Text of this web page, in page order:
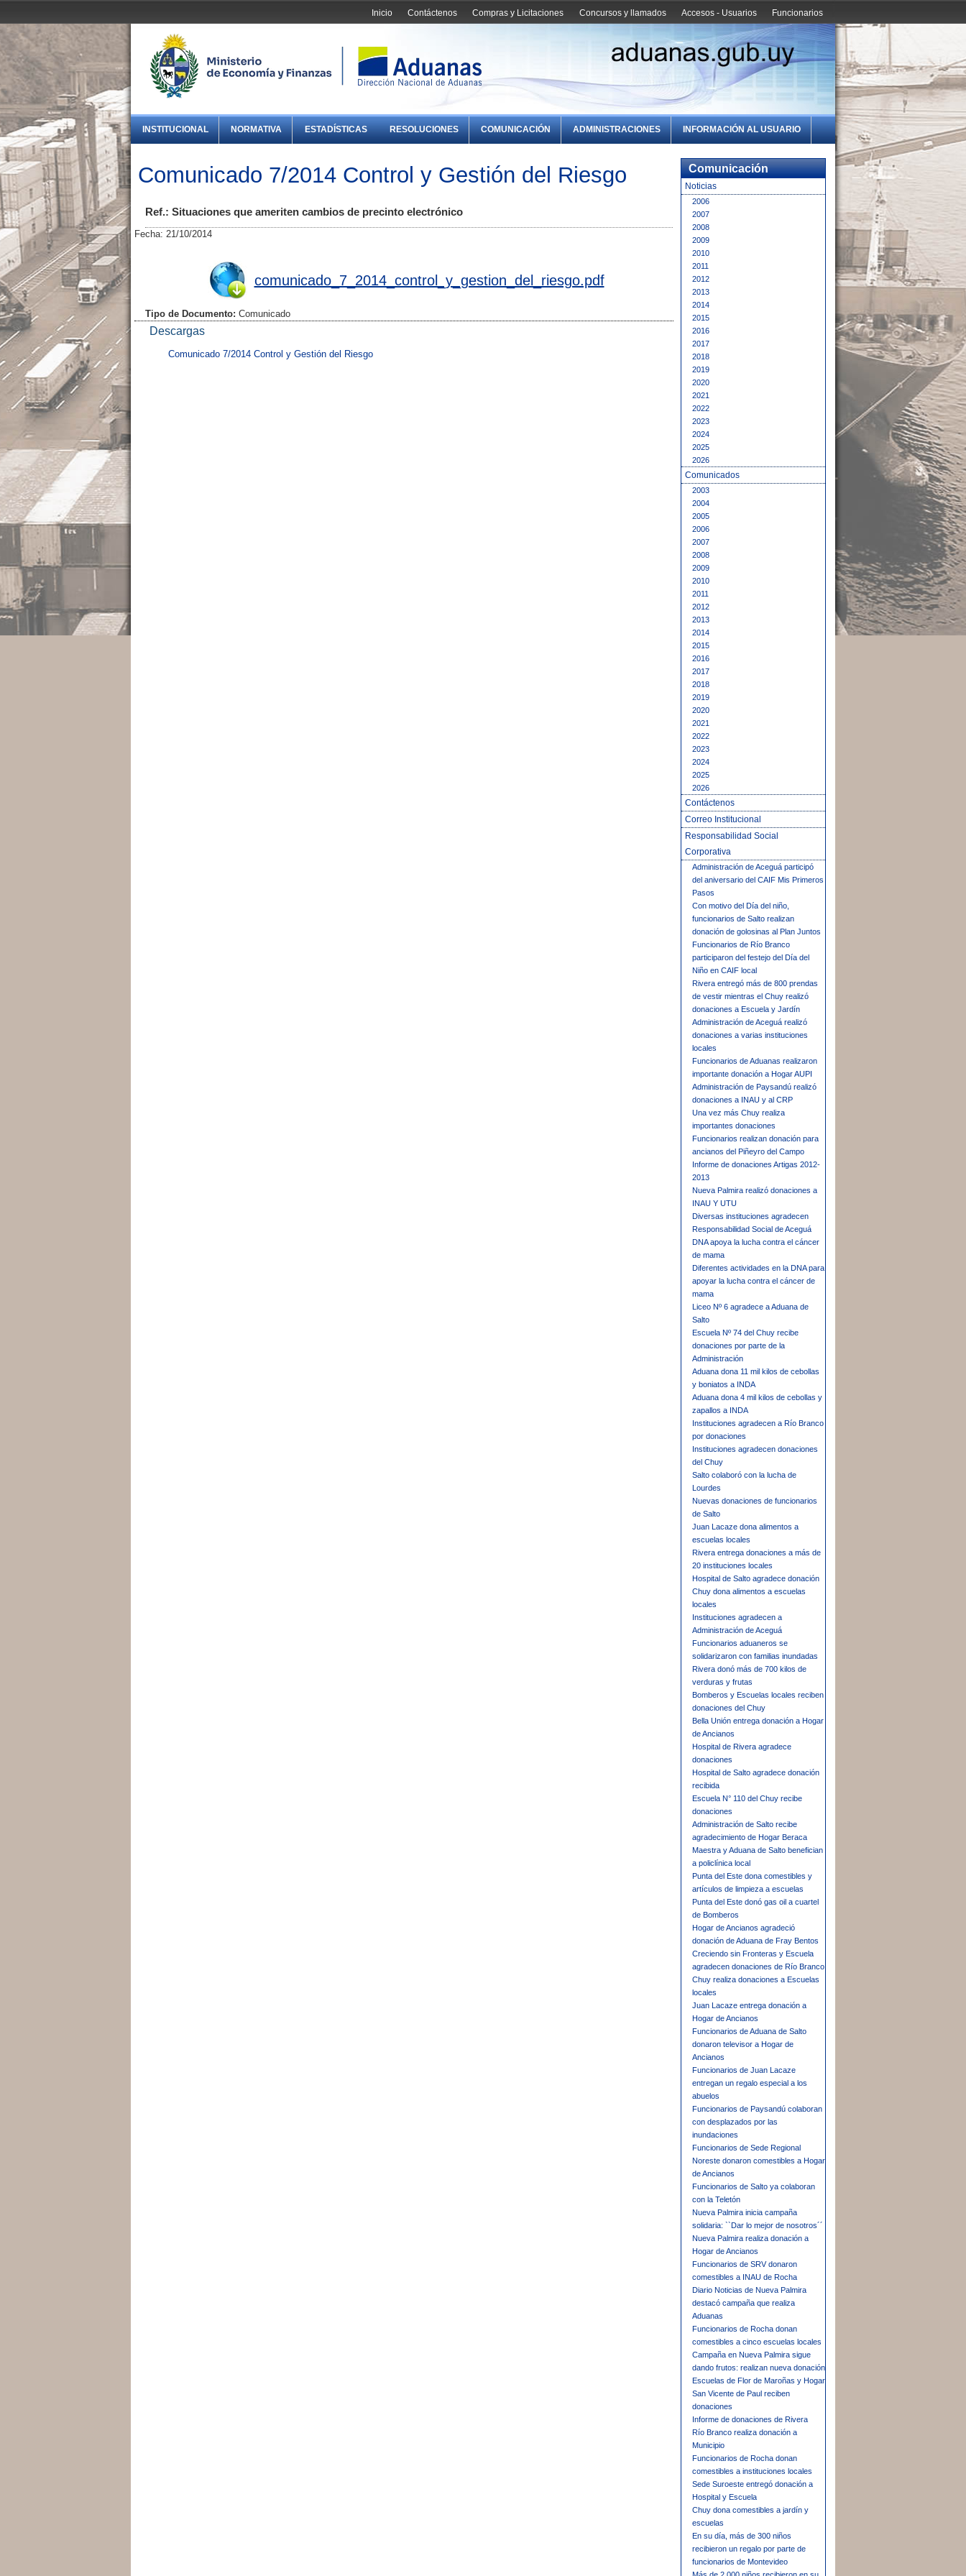
Funcionarios
Accesos - Usuarios
Concursos y llamados
Compras y Licitaciones
Contáctenos
Inicio
INSTITUCIONAL NORMATIVA ESTADÍSTICAS RESOLUCIONES COMUNICACIÓN ADMINISTRACIONES INFORMACIÓN AL USUARIO
Comunicado 7/2014 Control y Gestión del Riesgo
Ref.: Situaciones que ameriten cambios de precinto electrónico
Fecha: 21/10/2014
comunicado_7_2014_control_y_gestion_del_riesgo.pdf
Tipo de Documento: Comunicado
Descargas
Comunicado 7/2014 Control y Gestión del Riesgo
Comunicación
Noticias
2006
2007
2008
2009
2010
2011
2012
2013
2014
2015
2016
2017
2018
2019
2020
2021
2022
2023
2024
2025
2026
Comunicados
2003
2004
2005
2006
2007
2008
2009
2010
2011
2012
2013
2014
2015
2016
2017
2018
2019
2020
2021
2022
2023
2024
2025
2026
Contáctenos
Correo Institucional
Responsabilidad Social
Corporativa
Administración de Aceguá participó
del aniversario del CAIF Mis Primeros
Pasos
Con motivo del Día del niño,
funcionarios de Salto realizan
donación de golosinas al Plan Juntos
Funcionarios de Río Branco
participaron del festejo del Día del
Niño en CAIF local
Rivera entregó más de 800 prendas
de vestir mientras el Chuy realizó
donaciones a Escuela y Jardín
Administración de Aceguá realizó
donaciones a varias instituciones
locales
Funcionarios de Aduanas realizaron
importante donación a Hogar AUPI
Administración de Paysandú realizó
donaciones a INAU y al CRP
Una vez más Chuy realiza
importantes donaciones
Funcionarios realizan donación para
ancianos del Piñeyro del Campo
Informe de donaciones Artigas 2012-
2013
Nueva Palmira realizó donaciones a
INAU Y UTU
Diversas instituciones agradecen
Responsabilidad Social de Aceguá
DNA apoya la lucha contra el cáncer
de mama
Diferentes actividades en la DNA para
apoyar la lucha contra el cáncer de
mama
Liceo Nº 6 agradece a Aduana de
Salto
Escuela Nº 74 del Chuy recibe
donaciones por parte de la
Administración
Aduana dona 11 mil kilos de cebollas
y boniatos a INDA
Aduana dona 4 mil kilos de cebollas y
zapallos a INDA
Instituciones agradecen a Río Branco
por donaciones
Instituciones agradecen donaciones
del Chuy
Salto colaboró con la lucha de
Lourdes
Nuevas donaciones de funcionarios
de Salto
Juan Lacaze dona alimentos a
escuelas locales
Rivera entrega donaciones a más de
20 instituciones locales
Hospital de Salto agradece donación
Chuy dona alimentos a escuelas
locales
Instituciones agradecen a
Administración de Aceguá
Funcionarios aduaneros se
solidarizaron con familias inundadas
Rivera donó más de 700 kilos de
verduras y frutas
Bomberos y Escuelas locales reciben
donaciones del Chuy
Bella Unión entrega donación a Hogar
de Ancianos
Hospital de Rivera agradece
donaciones
Hospital de Salto agradece donación
recibida
Escuela N° 110 del Chuy recibe
donaciones
Administración de Salto recibe
agradecimiento de Hogar Beraca
Maestra y Aduana de Salto benefician
a policlínica local
Punta del Este dona comestibles y
artículos de limpieza a escuelas
Punta del Este donó gas oil a cuartel
de Bomberos
Hogar de Ancianos agradeció
donación de Aduana de Fray Bentos
Creciendo sin Fronteras y Escuela
agradecen donaciones de Río Branco
Chuy realiza donaciones a Escuelas
locales
Juan Lacaze entrega donación a
Hogar de Ancianos
Funcionarios de Aduana de Salto
donaron televisor a Hogar de
Ancianos
Funcionarios de Juan Lacaze
entregan un regalo especial a los
abuelos
Funcionarios de Paysandú colaboran
con desplazados por las
inundaciones
Funcionarios de Sede Regional
Noreste donaron comestibles a Hogar
de Ancianos
Funcionarios de Salto ya colaboran
con la Teletón
Nueva Palmira inicia campaña
solidaria: ``Dar lo mejor de nosotros´´
Nueva Palmira realiza donación a
Hogar de Ancianos
Funcionarios de SRV donaron
comestibles a INAU de Rocha
Diario Noticias de Nueva Palmira
destacó campaña que realiza
Aduanas
Funcionarios de Rocha donan
comestibles a cinco escuelas locales
Campaña en Nueva Palmira sigue
dando frutos: realizan nueva donación
Escuelas de Flor de Maroñas y Hogar
San Vicente de Paul reciben
donaciones
Informe de donaciones de Rivera
Río Branco realiza donación a
Municipio
Funcionarios de Rocha donan
comestibles a instituciones locales
Sede Suroeste entregó donación a
Hospital y Escuela
Chuy dona comestibles a jardín y
escuelas
En su día, más de 300 niños
recibieron un regalo por parte de
funcionarios de Montevideo